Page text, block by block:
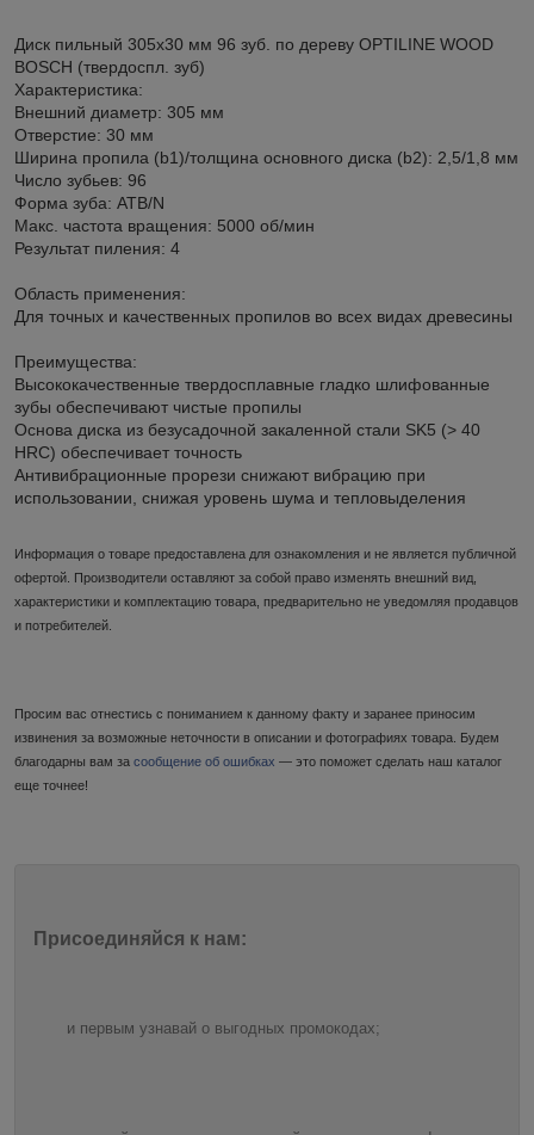
Диск пильный 305х30 мм 96 зуб. по дереву OPTILINE WOOD
BOSCH (твердоспл. зуб)
Характеристика:
Внешний диаметр: 305 мм
Отверстие: 30 мм
Ширина пропила (b1)/толщина основного диска (b2): 2,5/1,8 мм
Число зубьев: 96
Форма зуба: ATB/N
Макс. частота вращения: 5000 об/мин
Результат пиления: 4
Область применения:
Для точных и качественных пропилов во всех видах древесины
Преимущества:
Высококачественные твердосплавные гладко шлифованные
зубы обеспечивают чистые пропилы
Основа диска из безусадочной закаленной стали SK5 (> 40
HRC) обеспечивает точность
Антивибрационные прорези снижают вибрацию при
использовании, снижая уровень шума и тепловыделения
Информация о товаре предоставлена для ознакомления и не является публичной
офертой. Производители оставляют за собой право изменять внешний вид,
характеристики и комплектацию товара, предварительно не уведомляя продавцов
и потребителей.
Просим вас отнестись с пониманием к данному факту и заранее приносим
извинения за возможные неточности в описании и фотографиях товара. Будем
благодарны вам за сообщение об ошибках — это поможет сделать наш каталог
еще точнее!
Присоединяйся к нам:
и первым узнавай о выгодных промокодах;